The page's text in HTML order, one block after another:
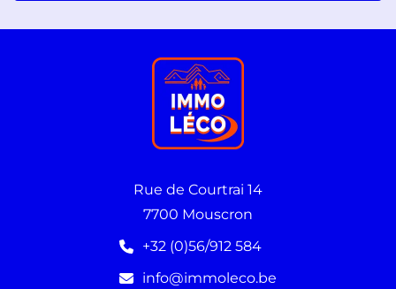
Rue de Courtrai 14
7700 Mouscron
+32 (0)56/912 584
info@immoleco.be